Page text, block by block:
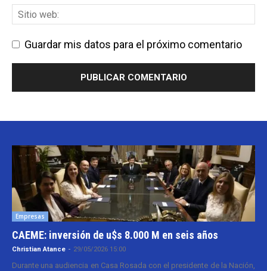
Guardar mis datos para el próximo comentario
Empresas
CAEME: inversión de u$s 8.000 M en seis años
Christian Atance - 29/05/2026 15:00
Durante una audiencia en Casa Rosada con el presidente de la Nación,